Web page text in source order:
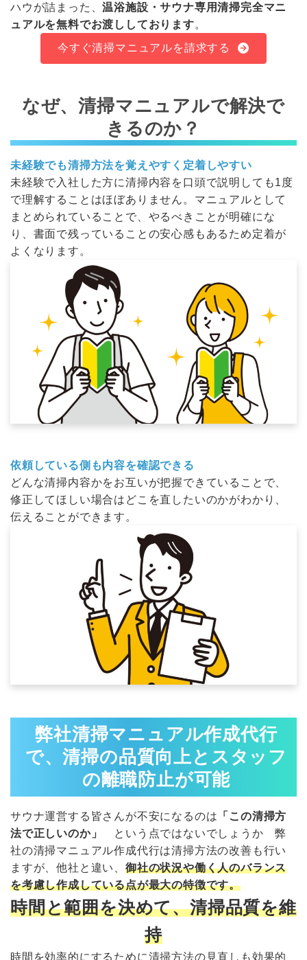
ハウが詰まった、温浴施設・サウナ専用清掃完全マニ
ュアルを無料でお渡ししております。
今すぐ清掃マニュアルを請求する
なぜ、清掃マニュアルで解決で
きるのか？
未経験でも清掃方法を覚えやすく定着しやすい
未経験で入社した方に清掃内容を口頭で説明しても1度
で理解することはほぼありません。マニュアルとして
まとめられていることで、やるべきことが明確にな
り、書面で残っていることの安心感もあるため定着が
よくなります。
依頼している側も内容を確認できる
どんな清掃内容かをお互いが把握できていることで、
修正してほしい場合はどこを直したいのかがわかり、
伝えることができます。
弊社清掃マニュアル作成代行
で、清掃の品質向上とスタッフ
の離職防止が可能
サウナ運営する皆さんが不安になるのは 「この清掃方
法で正しいのか」
という点ではないでしょうか 弊
社の清掃マニュアル作成代行は清掃方法の改善も行い
ますが、他社と違い、 御社の状況や働く人のバランス
を考慮し作成している点が最大の特徴です。
時間と範囲を決めて、清掃品質を維
持
時間を効率的にするために清掃方法の見直しも効果的